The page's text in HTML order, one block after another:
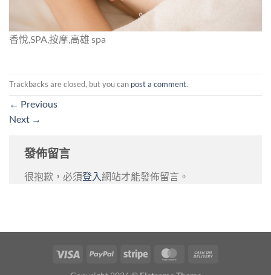
香悅,SPA,按摩,高雄 spa
Trackbacks are closed, but you can post a comment.
← Previous
Next →
發佈留言
很抱歉，必須登入 網站才能發佈留言。